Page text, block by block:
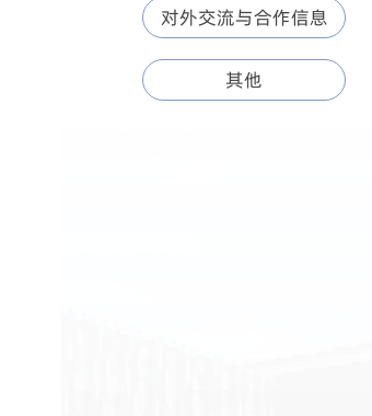
对外交流与合作信息
其他